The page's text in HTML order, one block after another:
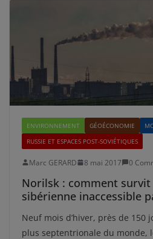
ENVIRONNEMENT GÉOÉCONOMIE
RUSSIE ET ESPACES POST-SOVIÉTIQUES
Marc GERARD 8 mai 2017 0
Norilsk : comment survit
sibérienne inaccessible
Neuf mois d’hiver, près de 150
plus septentrionale du monde,